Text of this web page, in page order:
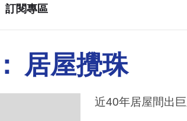
訂閱專區
居屋攪珠
近40年居屋間出